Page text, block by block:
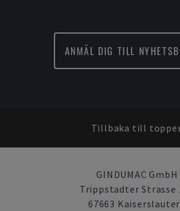
ANMÄL DIG TILL
Tillbaka till
GINDUMAC GmbH
Trippstadter Strasse
67663